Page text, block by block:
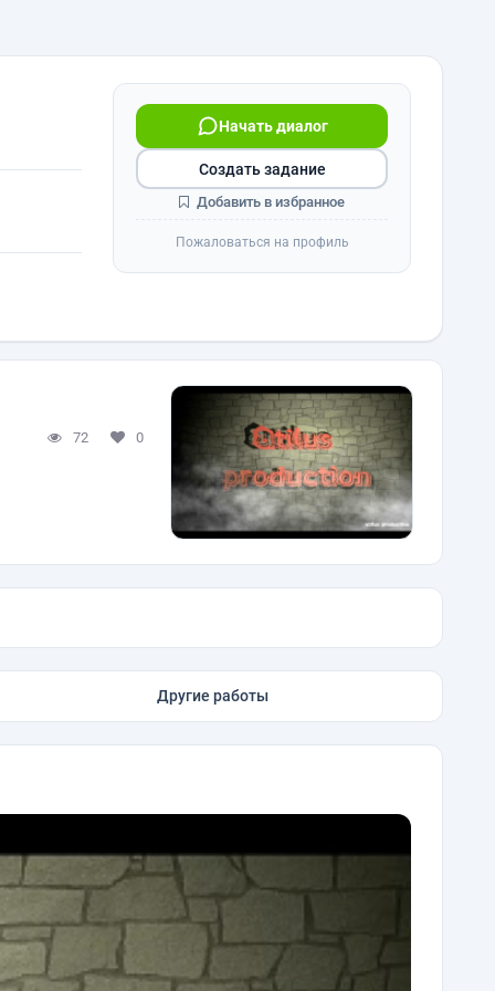
Начать диалог
Создать задание
Добавить в избранное
Пожаловаться на профиль
72 0
Другие работы